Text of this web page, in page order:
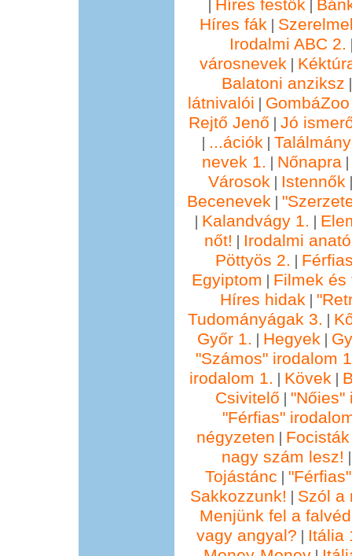
| Híres festők |
Híres fák |
Irodalmi ABC 2.
városnevek |
Balatoni anziksz
látnivalói |
Rejtő Jenő | Jó
| ...ációk |
nevek 1. | Nőnapra|
Városok | Istennők
Becenevek |
| Kalandvágy 1. |
nőt! | Irodalmi
Pöttyös 2. |
Egyiptom | Filmek és
Híres hidak |
Tudományágak 3. |
Győr 1. | Hegyek |
"Számos" irodalom
irodalom 1. | Kövek |
Csivitelő | "Nőies"
"Férfias"
négyzeten | Focisták
nagy szám lesz!
Tojástánc |
Sakkozzunk! | Szól a
Menjünk fel a
vagy angyal? | Itália